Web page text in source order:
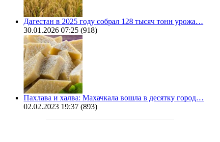
Дагестан в 2025 году собрал 128 тысяч тонн урожа…
30.01.2026 07:25 (918)
Пахлава и халва: Махачкала вошла в десятку город…
02.02.2023 19:37 (893)